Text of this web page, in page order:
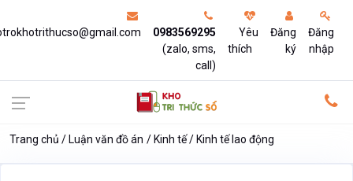
0983569295
(zalo, sms,
call)
Yêu
thích
Đăng
ký
Đăng
nhập
Trang chủ Luận văn đồ án Kinh tế Kinh tế lao động